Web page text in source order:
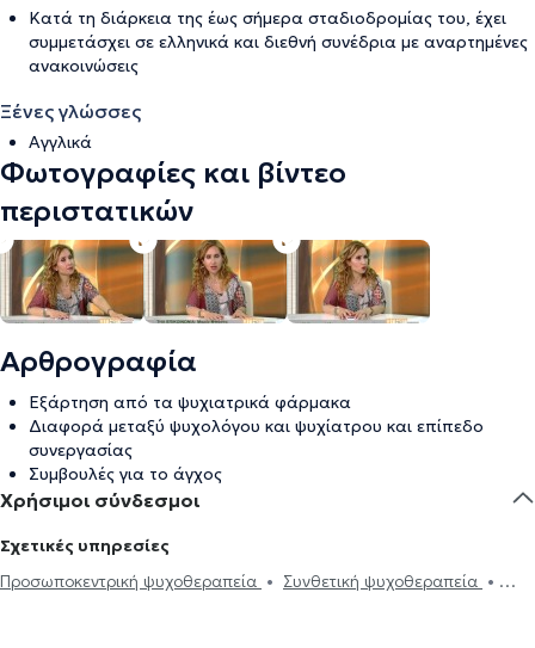
Κατά τη διάρκεια της έως σήμερα σταδιοδρομίας του, έχει
συμμετάσχει σε ελληνικά και διεθνή συνέδρια με αναρτημένες
ανακοινώσεις
Ξένες γλώσσες
Αγγλικά
Φωτογραφίες και βίντεο
περιστατικών
Αρθρογραφία
Εξάρτηση από τα ψυχιατρικά φάρμακα
Διαφορά μεταξύ ψυχολόγου και ψυχίατρου και επίπεδο
συνεργασίας
Συμβουλές για το άγχος
Χρήσιμοι σύνδεσμοι
Σχετικές υπηρεσίες
Προσωποκεντρική ψυχοθεραπεία
Συνθετική ψυχοθεραπεία